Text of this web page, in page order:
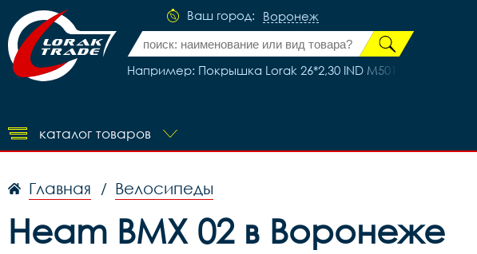
Ваш город: Воронеж
Например: Покрышка Lorak 26*2,30 IND M5019
каталог товаров
Главная / Велосипеды
Heam BMX 02 в Воронеже